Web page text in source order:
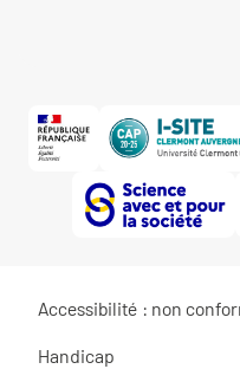
Accessibilité : non
Handicap